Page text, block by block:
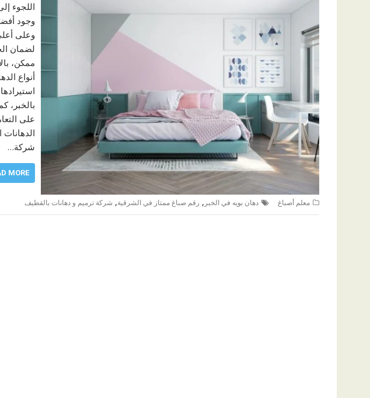
اللجوء
وجود
وعلى
لضمان
ممكن،
أنواع
بالخبر،
على
شركة…
MORE
معلم أصباغ دهان بويه في الخبر , رقم صباغ ممتاز في الشرقية, شركة ترميم و دهانات بالقطيف